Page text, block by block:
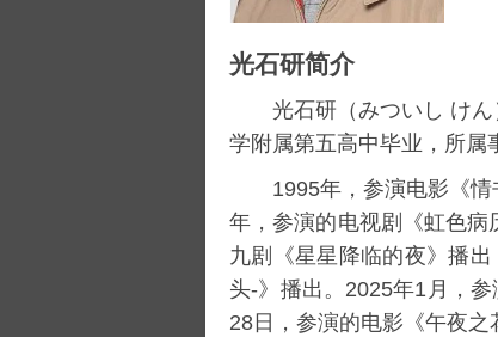
光石研简介
光石研（みついし け
学附属第五高中毕业，所属
1995年，参演电影《情
年，参演的电视剧《虹色病
九剧《星星降临的夜》播
头-》播出。2025年1月，
28日，参演的电影《午夜之